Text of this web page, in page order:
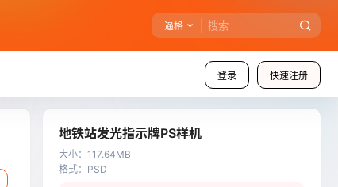
逼格
登录 快速注册
地铁站发光指示牌PS样机
大小： 117.64MB
格式： PSD